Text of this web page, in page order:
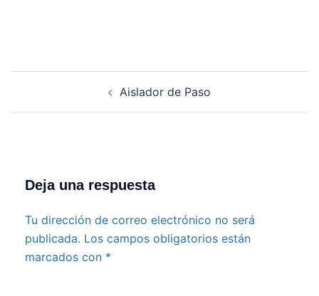
Aislador de Paso
Deja una respuesta
Tu dirección de correo electrónico no será
publicada. Los campos obligatorios están
marcados con *